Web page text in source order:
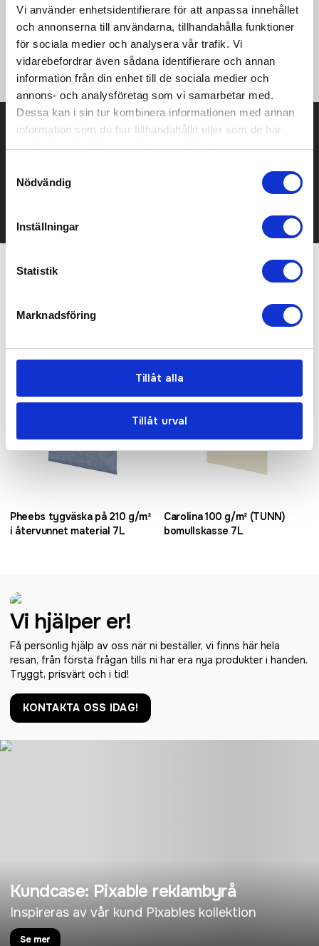
Vi använder enhetsidentifierare för att anpassa innehållet
och annonserna till användarna, tillhandahålla funktioner
för sociala medier och analysera vår trafik. Vi
vidarebefordrar även sådana identifierare och annan
information från din enhet till de sociala medier och
annons- och analysföretag som vi samarbetar med.
Dessa kan i sin tur kombinera informationen med annan
information som du har tillhandahållit eller som de har
samlat in när du har använt deras tjänster.
Nödvändig
Inställningar
Statistik
Marknadsföring
Tillåt alla
Tillåt urval
konsumentavfall som genereras av textilfabriker under
skärprocessen. Tygväska med kil och stort huvudfack. Har två
handtag med en höjd på 31 cm. Klarar upp till 10 kg vikt. Det
kan finnas mindre variationer i färgen på den faktiska
produkten på grund av produktionsprocessens art.
Prisuppgift på mailen?
Det går också utmärkt att bara ställa frågor!
Pheebs tygväska på 210 g/m²
i återvunnet material 7L
Carolina 100 g/m² (TUNN)
bomullskasse 7L
Vi hjälper er!
Få personlig hjälp av oss när ni beställer, vi finns här hela
resan, från första frågan tills ni har era nya produkter i handen.
Tryggt, prisvärt och i tid!
KONTAKTA OSS IDAG!
Kundcase: Pixable reklambyrå
Inspireras av vår kund Pixables kollektion
Se mer